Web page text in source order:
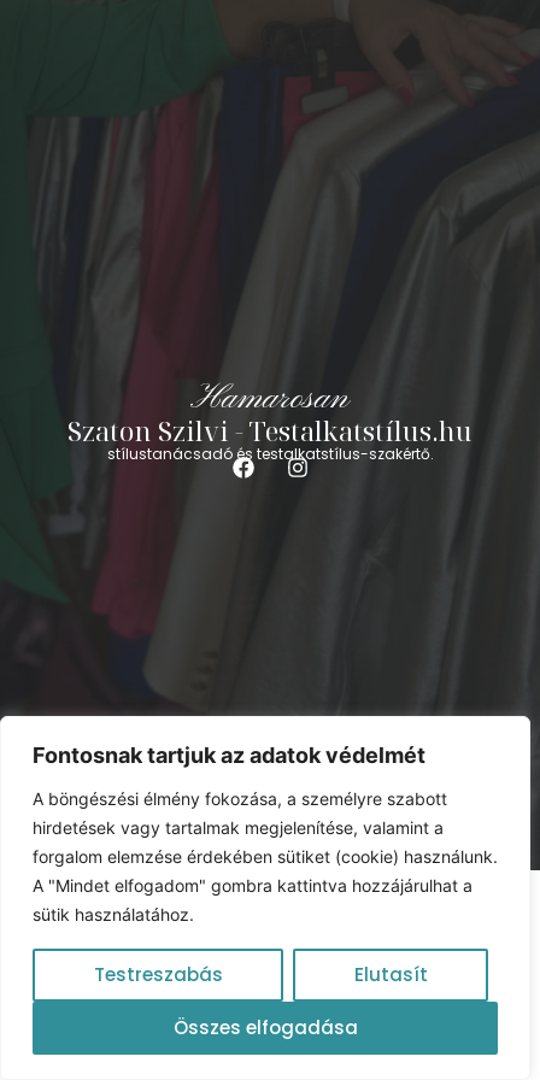
Fontosnak tartjuk az adatok védelmét
A böngészési élmény fokozása, a személyre szabott
hirdetések vagy tartalmak megjelenítése, valamint a
forgalom elemzése érdekében sütiket (cookie) használunk.
A "Mindet elfogadom" gombra kattintva hozzájárulhat a
sütik használatához.
Testreszabás Elutasít
Összes elfogadása
Hamarosan
Szaton Szilvi - Testalkatstílus.hu
stílustanácsadó és testalkatstílus-szakértő.